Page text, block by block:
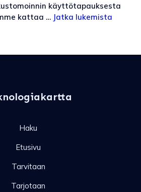
käyttötapauksesta
kattaa … Jatka lukemista
Haku
Etusivu
Tarvitaan
Tarjotaan